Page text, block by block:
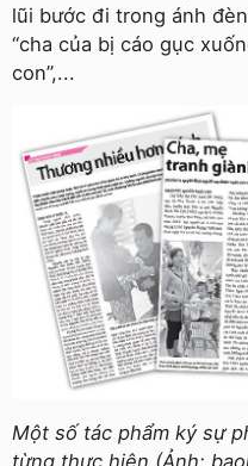
lũi bước đi trong ánh
“cha của bị cáo gục
con”,...
Một số tác phẩm ký sự